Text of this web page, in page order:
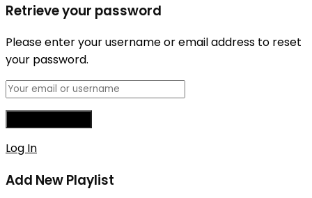
Retrieve your password
Please enter your username or email address to reset
your password.
Log In
Add New Playlist